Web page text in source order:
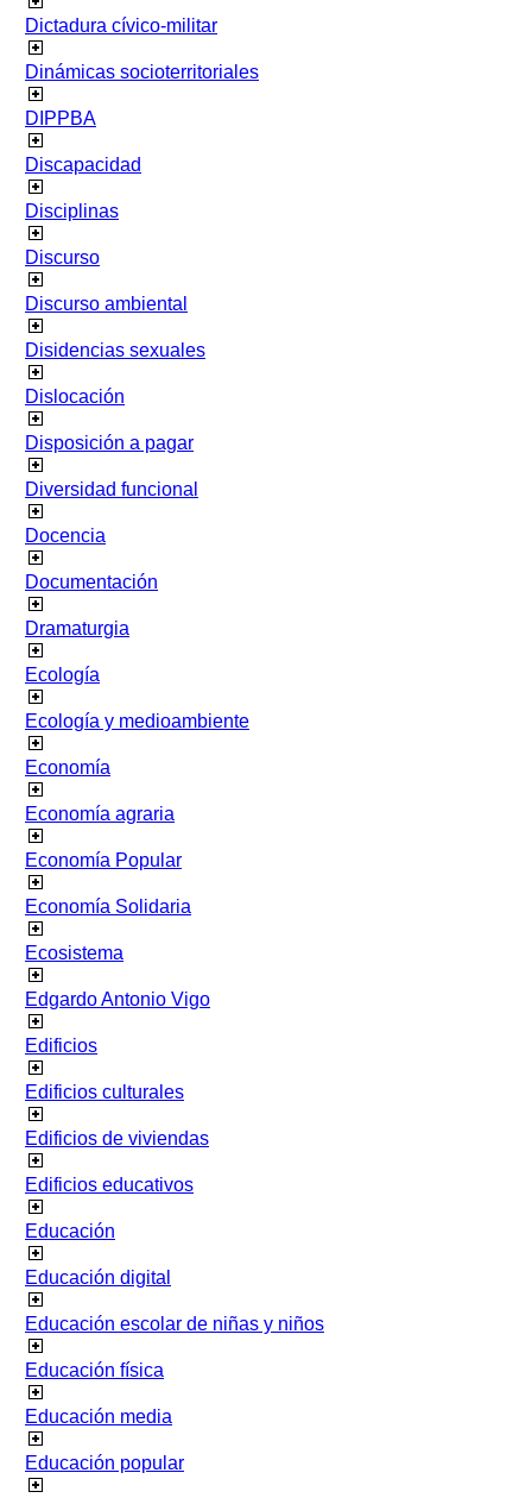
Dictadura cívico-militar
Dinámicas socioterritoriales
DIPPBA
Discapacidad
Disciplinas
Discurso
Discurso ambiental
Disidencias sexuales
Dislocación
Disposición a pagar
Diversidad funcional
Docencia
Documentación
Dramaturgia
Ecología
Ecología y medioambiente
Economía
Economía agraria
Economía Popular
Economía Solidaria
Ecosistema
Edgardo Antonio Vigo
Edificios
Edificios culturales
Edificios de viviendas
Edificios educativos
Educación
Educación digital
Educación escolar de niñas y niños
Educación física
Educación media
Educación popular